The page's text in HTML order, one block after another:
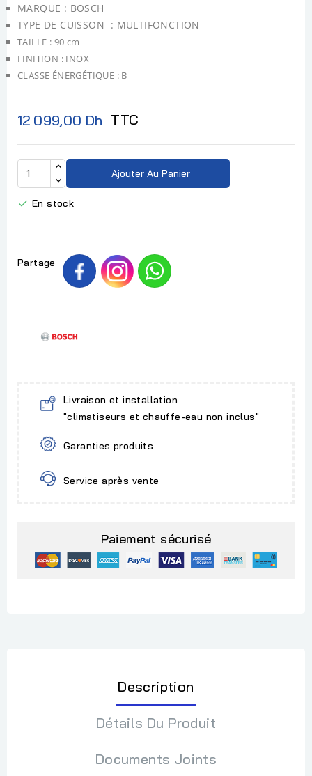
MARQUE : BOSCH
TYPE DE CUISSON : MULTIFONCTION
TAILLE : 90 cm
FINITION : INOX
CLASSE ÉNERGÉTIQUE : B
12 099,00 Dh TTC
Ajouter Au Panier
 En stock
Partage
Livraison et installation
"climatiseurs et chauffe-eau non inclus"
Garanties produits
Service après vente
Paiement sécurisé
Description
Détails Du Produit
Documents Joints